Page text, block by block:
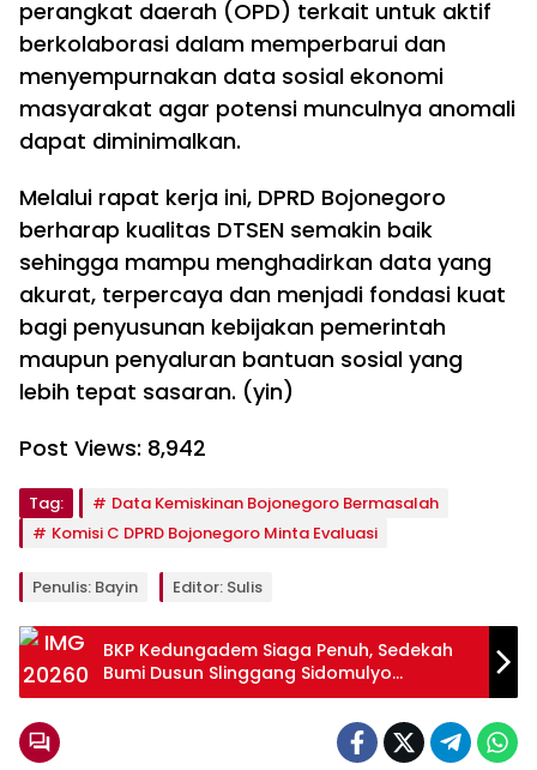
perangkat daerah (OPD) terkait untuk aktif
berkolaborasi dalam memperbarui dan
menyempurnakan data sosial ekonomi
masyarakat agar potensi munculnya anomali
dapat diminimalkan.
Melalui rapat kerja ini, DPRD Bojonegoro
berharap kualitas DTSEN semakin baik
sehingga mampu menghadirkan data yang
akurat, terpercaya dan menjadi fondasi kuat
bagi penyusunan kebijakan pemerintah
maupun penyaluran bantuan sosial yang
lebih tepat sasaran. (yin)
Post Views: 8,942
Tag:
Data Kemiskinan Bojonegoro Bermasalah
Komisi C DPRD Bojonegoro Minta Evaluasi
Penulis: Bayin Editor: Sulis
BKP Kedungadem Siaga Penuh, Sedekah
Bumi Dusun Slinggang Sidomulyo
Bojonegoro Berjalan Tertib